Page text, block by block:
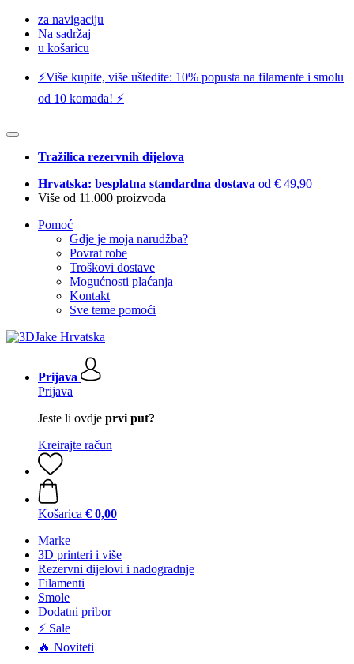
za navigaciju
Na sadržaj
u košaricu
⚡️Više kupite, više uštedite: 10% popusta na filamente i smolu
od 10 komada! ⚡️
Tražilica rezervnih dijelova
Hrvatska: besplatna standardna dostava od € 49,90
Više od 11.000 proizvoda
Pomoć
Gdje je moja narudžba?
Povrat robe
Troškovi dostave
Mogućnosti plaćanja
Kontakt
Sve teme pomoći
Prijava
Prijava
Jeste li ovdje prvi put?
Kreirajte račun
Košarica € 0,00
Marke
3D printeri i više
Rezervni dijelovi i nadogradnje
Filamenti
Smole
Dodatni pribor
⚡ Sale
🔥 Noviteti